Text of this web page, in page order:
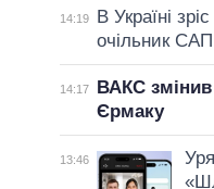
14:19
В Україні
очільник САП
14:17
ВАКС змінив
Єрмаку
13:46